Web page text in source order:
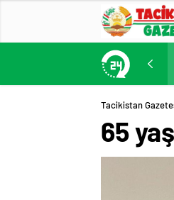
Participation in the 13th EU–Central Asia High-Level Political and Security Dialogue
Tacikistan
65